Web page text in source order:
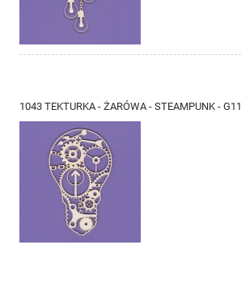
1043 TEKTURKA - ŻARÓWA - STEAMPUNK - G11